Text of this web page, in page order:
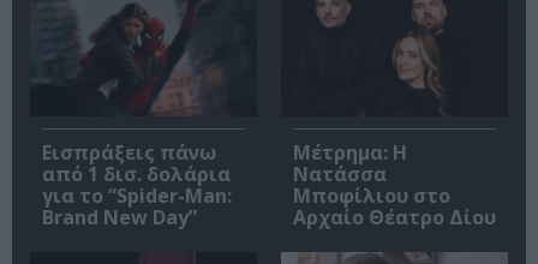
Εισπράξεις πάνω
από 1 δισ. δολάρια
για το “Spider-Man:
Brand New Day”
Μέτρημα: Η
Νατάσσα
Μποφίλιου στο
Αρχαίο Θέατρο Δίου